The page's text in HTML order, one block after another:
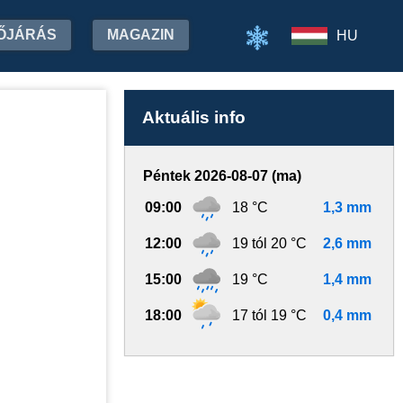
MAGAZIN HU
Aktuális info
Péntek 2026-08-07 (ma)
09:00 18 °C 1,3 mm
12:00 19 tól 20 °C 2,6 mm
15:00 19 °C 1,4 mm
18:00 17 tól 19 °C 0,4 mm